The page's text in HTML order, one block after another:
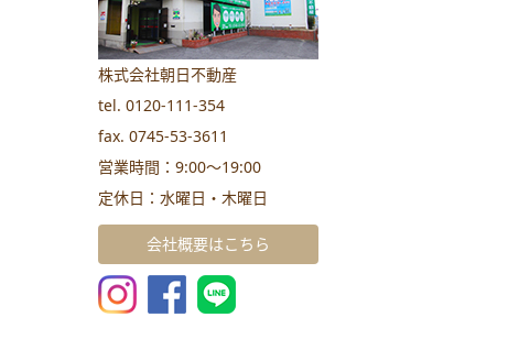
株式会社朝日不動産
tel. 0120-111-354
fax. 0745-53-3611
営業時間：9:00～19:00
定休日：水曜日・木曜日
会社概要はこちら